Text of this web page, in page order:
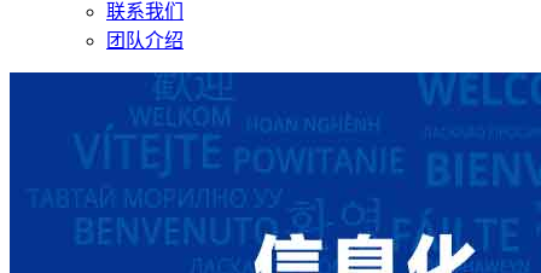
联系我们
团队介绍